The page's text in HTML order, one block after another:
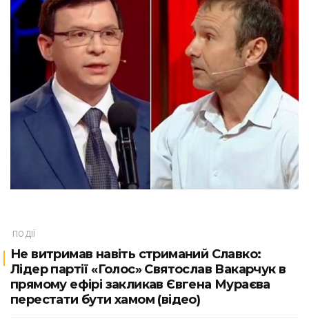
ПОДІЇ
Не витримав навіть стриманий Славко:
Лідер партії «Голос» Святослав Вакарчук в
прямому ефірі закликав Євгена Мураєва
перестати бути хамом (відео)